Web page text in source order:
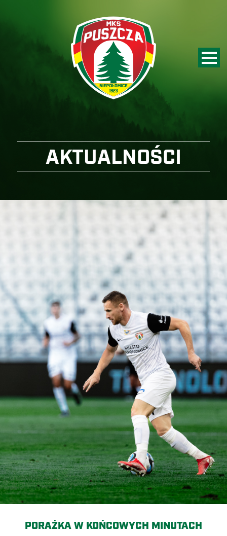
AKTUALNOŚCI
PORAŻKA W KOŃCOWYCH MINUTACH